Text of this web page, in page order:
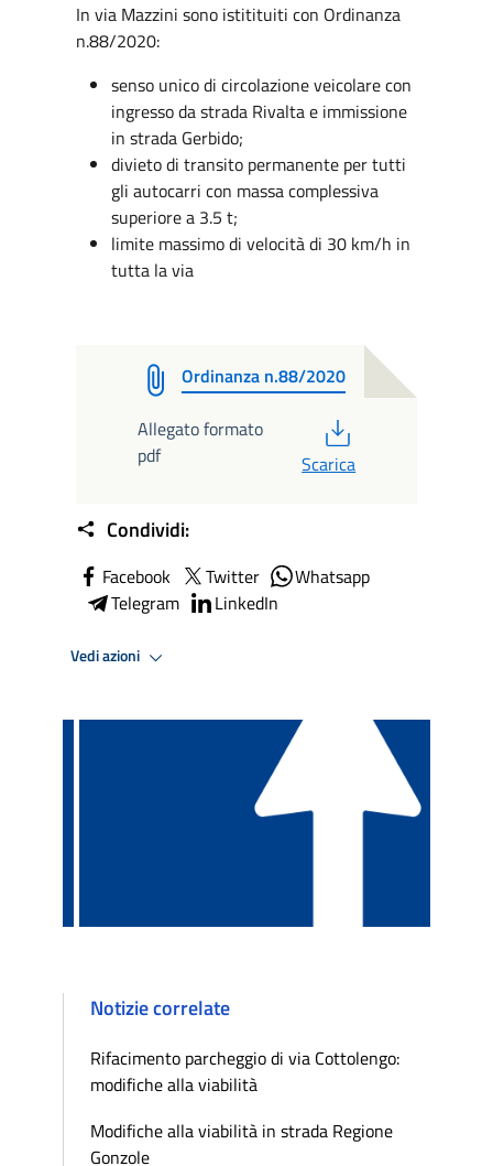
In via Mazzini sono istitituiti con Ordinanza
n.88/2020:
senso unico di circolazione veicolare con
ingresso da strada Rivalta e immissione
in strada Gerbido;
divieto di transito permanente per tutti
gli autocarri con massa complessiva
superiore a 3.5 t;
limite massimo di velocità di 30 km/h in
tutta la via
Ordinanza n.88/2020
Allegato formato
pdf
Scarica
Condividi:
Facebook Twitter
Whatsapp
Telegram
LinkedIn
Vedi azioni
Notizie correlate
Rifacimento parcheggio di via Cottolengo:
modifiche alla viabilità
Modifiche alla viabilità in strada Regione
Gonzole